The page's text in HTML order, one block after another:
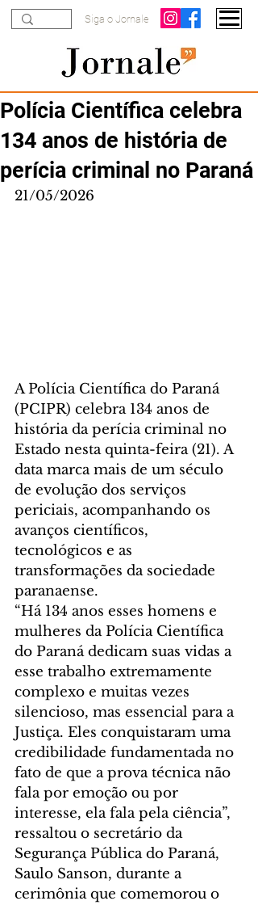
Siga o Jornale
Polícia Científica celebra
134 anos de história de
perícia criminal no Paraná
21/05/2026
A Polícia Científica do Paraná
(PCIPR) celebra 134 anos de
história da perícia criminal no
Estado nesta quinta-feira (21). A
data marca mais de um século
de evolução dos serviços
periciais, acompanhando os
avanços científicos,
tecnológicos e as
transformações da sociedade
paranaense.
“Há 134 anos esses homens e
mulheres da Polícia Científica
do Paraná dedicam suas vidas a
esse trabalho extremamente
complexo e muitas vezes
silencioso, mas essencial para a
Justiça. Eles conquistaram uma
credibilidade fundamentada no
fato de que a prova técnica não
fala por emoção ou por
interesse, ela fala pela ciência”,
ressaltou o secretário da
Segurança Pública do Paraná,
Saulo Sanson, durante a
cerimônia que comemorou o